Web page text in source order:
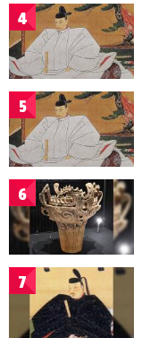
4
5
6
7